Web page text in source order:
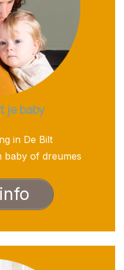
je baby
in De Bilt
baby of dreumes